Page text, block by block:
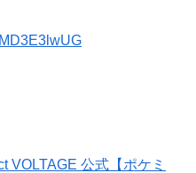
VOLTAGE 公式【ポケミ